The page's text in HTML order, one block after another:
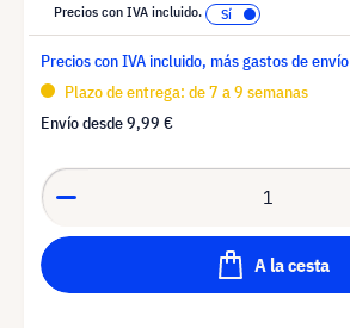
Precios con IVA incluido.
Precios con IVA incluido, más gastos de envío
Plazo de entrega: de 7 a 9 semanas
Envío desde9,99 €
A la cesta